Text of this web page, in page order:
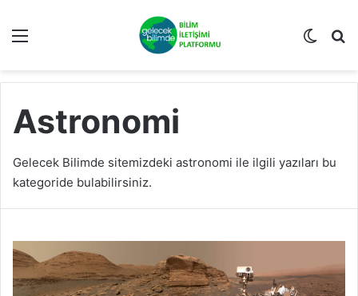
Dış
Astronomi
Gelecek Bilimde sitemizdeki astronomi ile ilgili yazıları bu
kategoride bulabilirsiniz.